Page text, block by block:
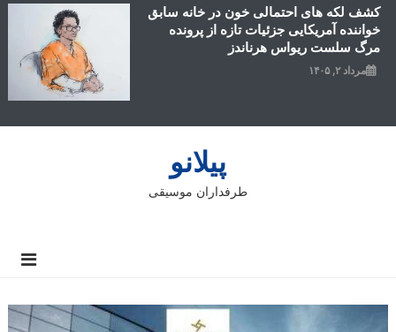
کشف لکه های احتمالی خون در خانه سابق
خواننده آمریکایی جزئیات تازه از پرونده
مرگ سلست ریواس هرناندز
مرداد ۲, ۱۴۰۵
پیلانو
طرفداران موسیقی